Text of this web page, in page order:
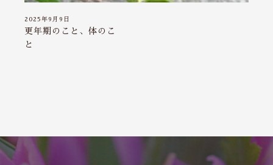
更年期のこと、体のこ
と
2025年9月9日